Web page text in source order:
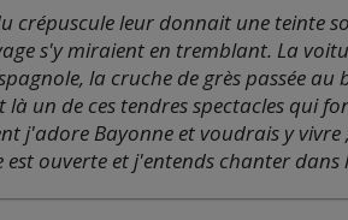
crépuscule leur donnait une teinte
s'y miraient en tremblant. La
la cruche de grès passée au
un de ces tendres spectacles qui
j'adore Bayonne et voudrais y
est ouverte et j'entends chanter